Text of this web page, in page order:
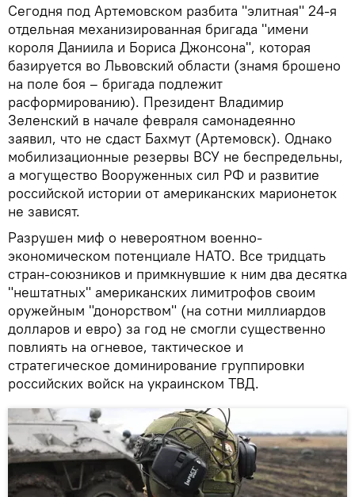
Сегодня под Артемовском разбита "элитная" 24-я
отдельная механизированная бригада "имени
короля Даниила и Бориса Джонсона", которая
базируется во Львовский области (знамя брошено
на поле боя – бригада подлежит
расформированию). Президент Владимир
Зеленский в начале февраля самонадеянно
заявил, что не сдаст Бахмут (Артемовск). Однако
мобилизационные резервы ВСУ не беспредельны,
а могущество Вооруженных сил РФ и развитие
российской истории от американских марионеток
не зависят.
Разрушен миф о невероятном военно-
экономическом потенциале НАТО. Все тридцать
стран-союзников и примкнувшие к ним два десятка
"нештатных" американских лимитрофов своим
оружейным "донорством" (на сотни миллиардов
долларов и евро) за год не смогли существенно
повлиять на огневое, тактическое и
стратегическое доминирование группировки
российских войск на украинском ТВД.